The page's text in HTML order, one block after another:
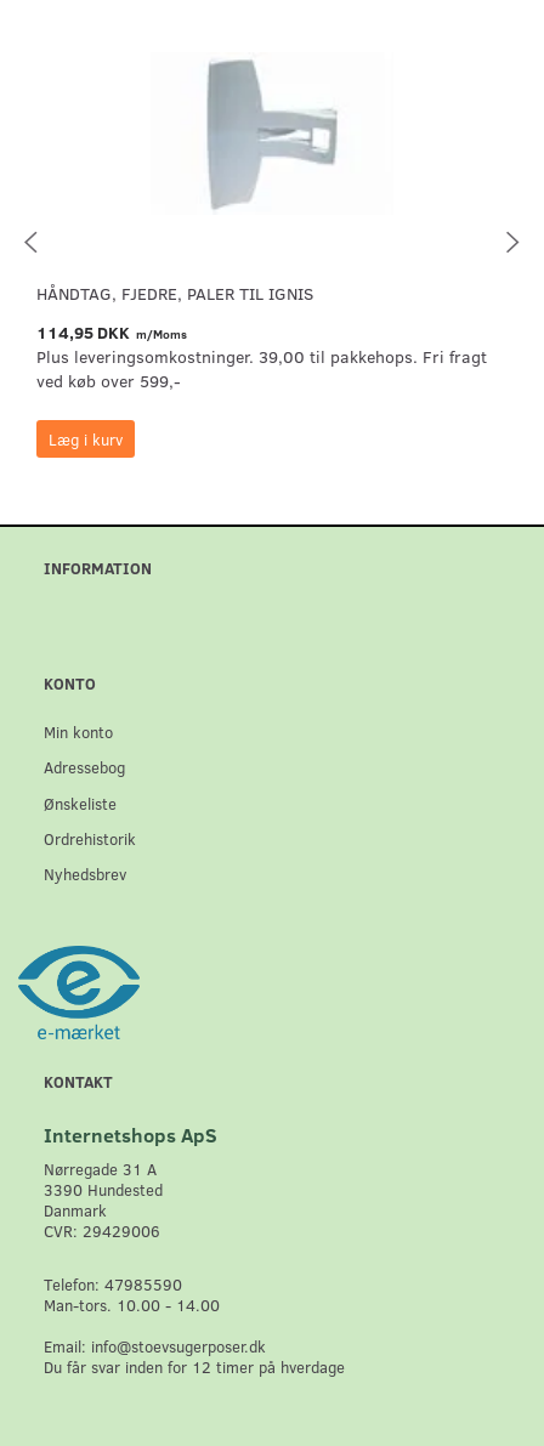
HÅNDTAG, FJEDRE, PALER TIL IGNIS
114,95 DKK m/Moms
Plus leveringsomkostninger. 39,00 til pakkehops. Fri fragt
ved køb over 599,-
Læg i kurv
INFORMATION
KONTO
Min konto
Adressebog
Ønskeliste
Ordrehistorik
Nyhedsbrev
KONTAKT
Internetshops ApS
Nørregade 31 A
3390 Hundested
Danmark
CVR: 29429006
Telefon: 47985590
Man-tors. 10.00 - 14.00
Email: info@stoevsugerposer.dk
Du får svar inden for 12 timer på hverdage